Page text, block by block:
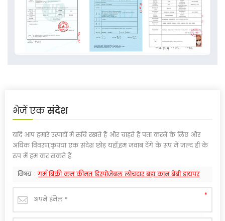
भेजें एकसंदेश
यदि आप हमारे उत्पादों में रुचि रखते हैं और चाहते हैं पता करने के लिए और
अधिक विवरण,कृपया एक संदेश छोड़ यहाँ,हम जवाब देंगे के रूप में जल्द ही के
रूप में हम कर सकते हैं.
विषय :गर्म बिक्री कम कीमत डिस्पोजेबल लोचदार बड़ा कान बेबी डायपर